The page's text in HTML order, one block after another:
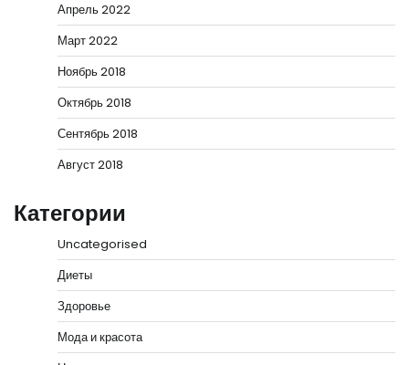
Апрель 2022
Март 2022
Ноябрь 2018
Октябрь 2018
Сентябрь 2018
Август 2018
Категории
Uncategorised
Диеты
Здоровье
Мода и красота